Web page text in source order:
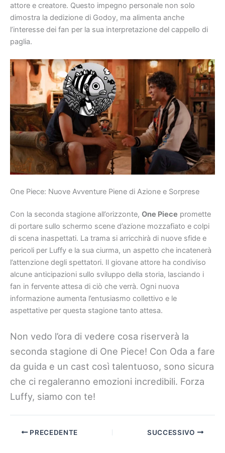
attore e creatore. Questo impegno personale non solo
dimostra la dedizione di Godoy, ma alimenta anche
l’interesse dei fan per la sua interpretazione del cappello di
paglia.
One Piece: Nuove Avventure Piene di Azione e Sorprese
Con la seconda stagione all’orizzonte, One Piece promette
di portare sullo schermo scene d’azione mozzafiato e colpi
di scena inaspettati. La trama si arricchirà di nuove sfide e
pericoli per Luffy e la sua ciurma, un aspetto che incatenerà
l’attenzione degli spettatori. Il giovane attore ha condiviso
alcune anticipazioni sullo sviluppo della storia, lasciando i
fan in fervente attesa di ciò che verrà. Ogni nuova
informazione aumenta l’entusiasmo collettivo e le
aspettative per questa stagione tanto attesa.
Non vedo l’ora di vedere cosa riserverà la
seconda stagione di One Piece! Con Oda a fare
da guida e un cast così talentuoso, sono sicura
che ci regaleranno emozioni incredibili. Forza
Luffy, siamo con te!
PRECEDENTE SUCCESSIVO